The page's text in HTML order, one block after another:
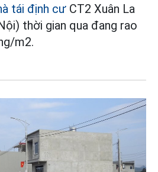
tái định cư CT2 Xuân La
thời gian qua đang rao
m2.